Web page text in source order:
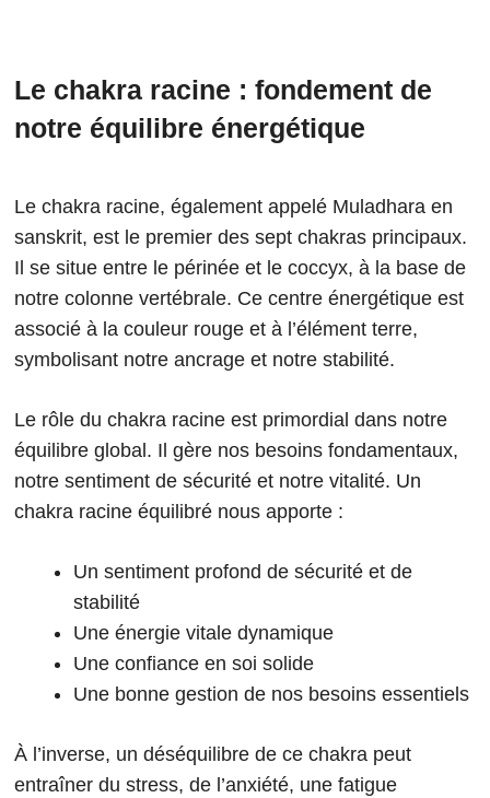
Le chakra racine : fondement de
notre équilibre énergétique
Le chakra racine, également appelé Muladhara en
sanskrit, est le premier des sept chakras principaux.
Il se situe entre le périnée et le coccyx, à la base de
notre colonne vertébrale. Ce centre énergétique est
associé à la couleur rouge et à l’élément terre,
symbolisant notre ancrage et notre stabilité.
Le rôle du chakra racine est primordial dans notre
équilibre global. Il gère nos besoins fondamentaux,
notre sentiment de sécurité et notre vitalité. Un
chakra racine équilibré nous apporte :
Un sentiment profond de sécurité et de
stabilité
Une énergie vitale dynamique
Une confiance en soi solide
Une bonne gestion de nos besoins essentiels
À l’inverse, un déséquilibre de ce chakra peut
entraîner du stress, de l’anxiété, une fatigue